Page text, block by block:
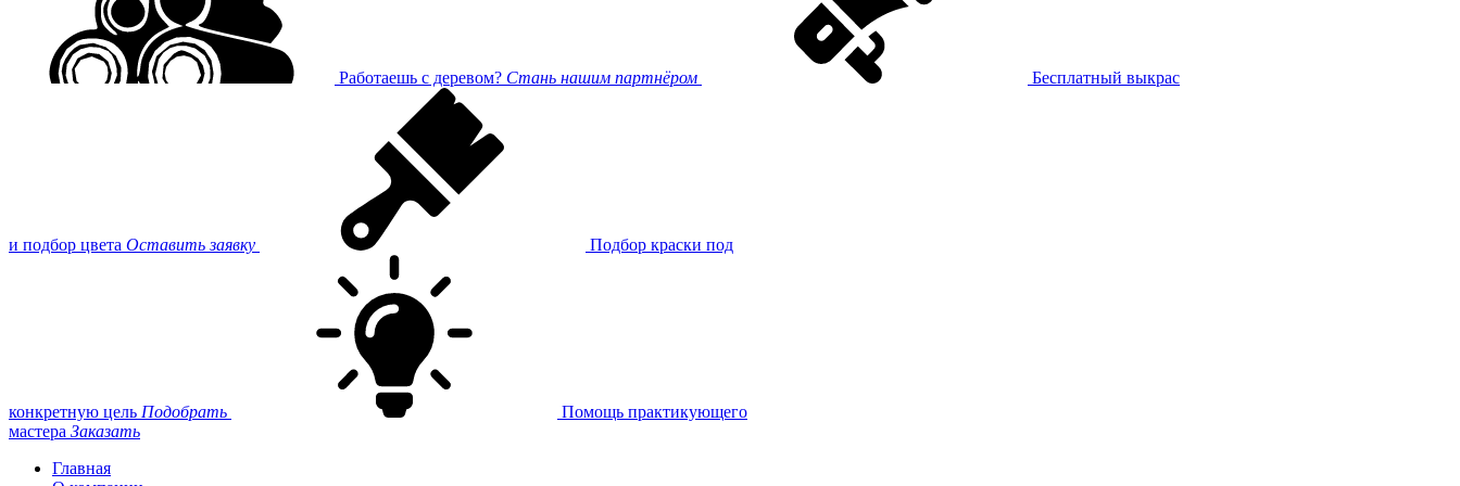
Работаешь с деревом? Стань нашим партнёром Бесплатный выкрас
и подбор цвета Оставить заявку Подбор краски под
конкретную цель Подобрать
Помощь практикующего
мастера Заказать
Главная